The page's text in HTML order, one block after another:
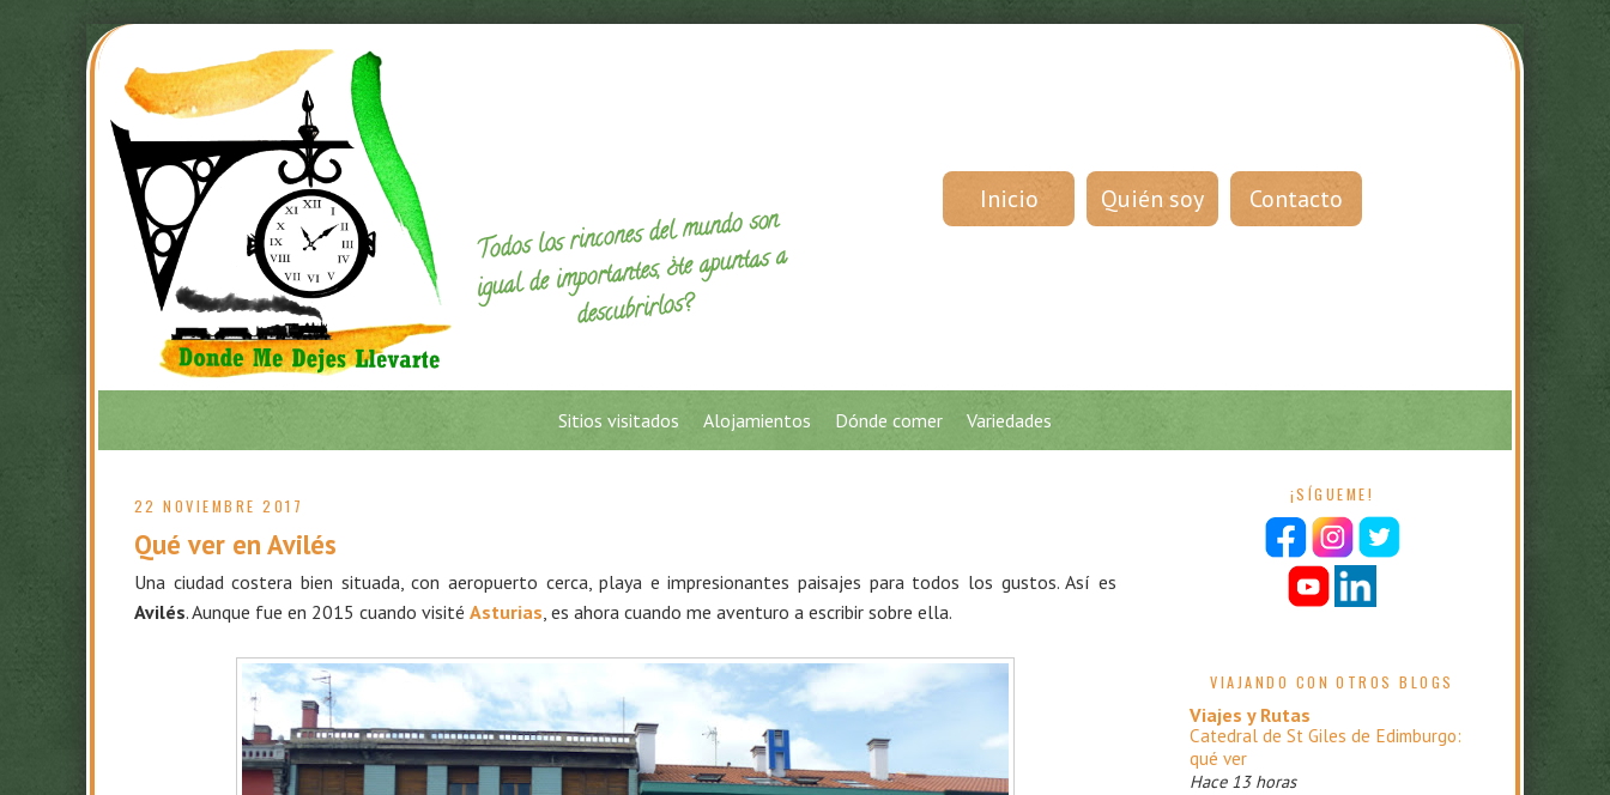
Todos los rincones del mundo son
igual de importantes, ¿te apuntas a
descubrirlos?
Inicio Quién soy Contacto
Sitios visitados Alojamientos Dónde comer Variedades
22 NOVIEMBRE 2017
Qué ver en Avilés
Una ciudad costera bien situada, con aeropuerto cerca, playa e impresionantes paisajes para todos los gustos. Así es
Avilés. Aunque fue en 2015 cuando visité Asturias, es ahora cuando me aventuro a escribir sobre ella.
¡SÍGUEME!
VIAJANDO CON OTROS BLOGS
Viajes y Rutas
Catedral de St Giles de Edimburgo:
qué ver
Hace 13 horas